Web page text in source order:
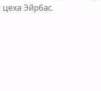
Эйрбас.